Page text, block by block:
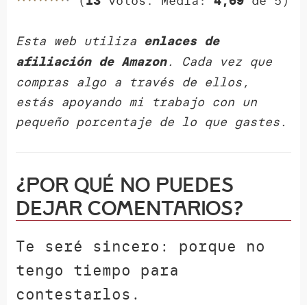
Esta web utiliza enlaces de
afiliación de Amazon. Cada vez que
compras algo a través de ellos,
estás apoyando mi trabajo con un
pequeño porcentaje de lo que gastes.
¿Por qué NO puedes
dejar comentarios?
Te seré sincero: porque no
tengo tiempo para
contestarlos.